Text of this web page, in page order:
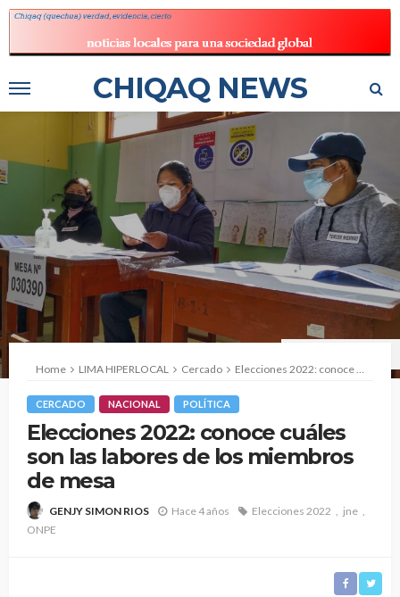
CHIQAQ NEWS
Home
LIMA HIPERLOCAL Cercado Elecciones 2022: conoce cuáles son las labores de los miembros de mesa
CERCADO NACIONAL POLÍTICA
Elecciones 2022: conoce cuáles
son las labores de los miembros
de mesa
GENJY SIMON RIOS Hace 4 años Elecciones 2022
jne
ONPE